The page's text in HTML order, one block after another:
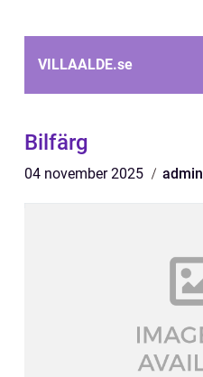
VILLAALDE.se
Bilfärg
04 november 2025 admin